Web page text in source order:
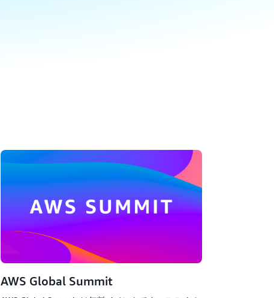
AWS Global Summit